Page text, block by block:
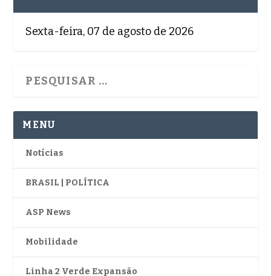
Sexta-feira, 07 de agosto de 2026
MENU
Notícias
BRASIL | POLÍTICA
ASP News
Mobilidade
Linha 2 Verde Expansão